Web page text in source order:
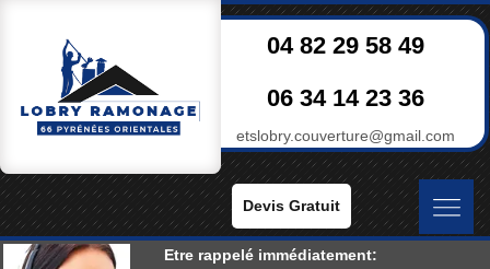
04 82 29 58 49
06 34 14 23 36
etslobry.couverture@gmail.com
Devis Gratuit
Etre rappelé immédiatement: